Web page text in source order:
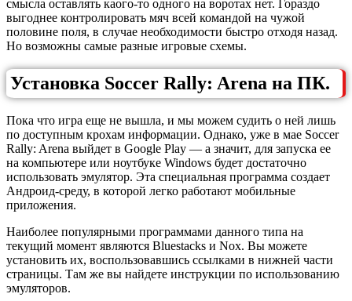
смысла оставлять каого-то одного на воротах нет. Гораздо
выгоднее контролировать мяч всей командой на чужой
половине поля, в случае необходимости быстро отходя назад.
Но возможны самые разные игровые схемы.
Установка Soccer Rally: Arena на ПК.
Пока что игра еще не вышла, и мы можем судить о ней лишь
по доступным крохам информации. Однако, уже в мае Soccer
Rally: Arena выйдет в Google Play — а значит, для запуска ее
на компьютере или ноутбуке Windows будет достаточно
использовать эмулятор. Эта специальная программа создает
Андроид-среду, в которой легко работают мобильные
приложения.
Наиболее популярными программами данного типа на
текущий момент являются Bluestacks и Nox. Вы можете
установить их, воспользовавшись ссылками в нижней части
страницы. Там же вы найдете инструкции по использованию
эмуляторов.